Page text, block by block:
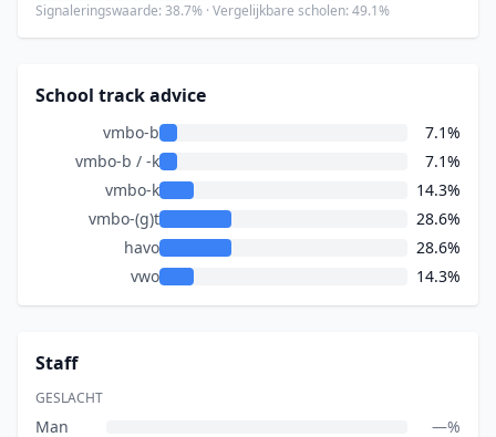
Signaleringswaarde: 38.7% · Vergelijkbare scholen: 49.1%
School track advice
vmbo-b
7.1%
vmbo-b / -k
7.1%
vmbo-k
14.3%
vmbo-(g)t
28.6%
havo
28.6%
vwo
14.3%
Staff
GESLACHT
Man —%